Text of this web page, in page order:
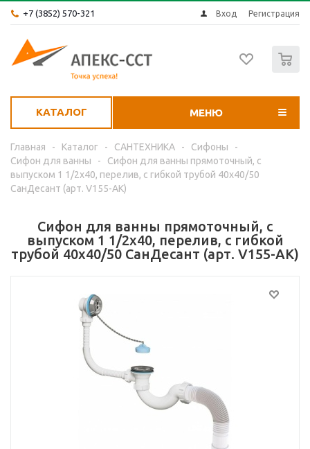
+7 (3852) 570-321 Вход Регистрация
КАТАЛОГ МЕНЮ
Главная - Каталог - САНТЕХНИКА - Сифоны
-
Сифон для ванны
-
Сифон для ванны прямоточный, с
выпуском 1 1/2х40, перелив, c гибкой трубой 40х40/50
СанДесант (арт. V155-АК)
Сифон для ванны прямоточный, с
выпуском 1 1/2х40, перелив, c гибкой
трубой 40х40/50 СанДесант (арт. V155-АК)